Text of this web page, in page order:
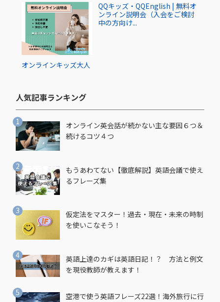
オンラインキッズ大人
QQキッズ・QQEnglish | 無料オ
ンライン説明会（入会をご検討
中の方向け...
人気記事ランキング​
オンライン英会話が続かない主な要因６つ＆
続けるコツ４つ
もうあわてない【徹底解説】英語会議で使え
るフレーズ集
仮定法をマスター！過去・現在・未来の時制
を使いこなそう！
英語上達のカギは英語日記！？ 方法と例文
を現役教師が教えます！
空港で使う英語フレーズ22選！海外旅行に行